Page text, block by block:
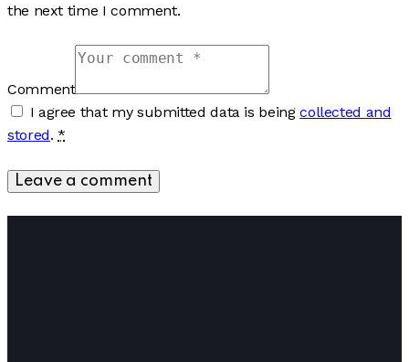
the next time I comment.
Comment
I agree that my submitted data is beingcollected and
stored.*